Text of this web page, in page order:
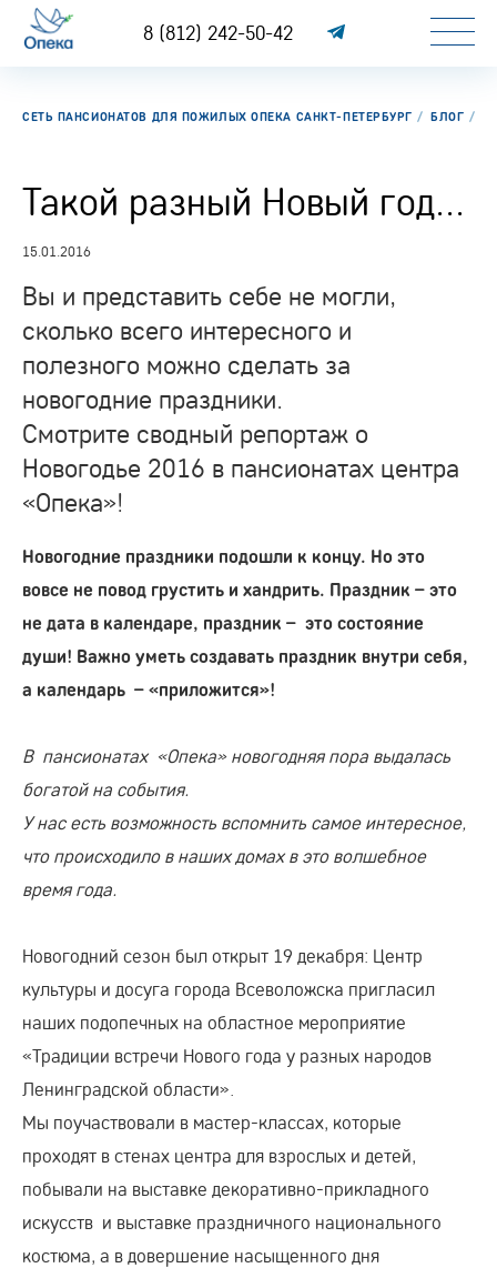
8 (812) 242-50-42
СЕТЬ ПАНСИОНАТОВ ДЛЯ ПОЖИЛЫХ ОПЕКА САНКТ-ПЕТЕРБУРГ БЛОГ
Такой разный Новый год...
15.01.2016
Вы и представить себе не могли,
сколько всего интересного и
полезного можно сделать за
новогодние праздники.
Смотрите сводный репортаж о
Новогодье 2016 в пансионатах центра
«Опека»!
Новогодние праздники подошли к концу. Но это
вовсе не повод грустить и хандрить. Праздник – это
не дата в календаре, праздник – это состояние
души! Важно уметь создавать праздник внутри себя,
а календарь – «приложится»!
В пансионатах «Опека» новогодняя пора выдалась
богатой на события.
У нас есть возможность вспомнить самое интересное,
что происходило в наших домах в это волшебное
время года.
Новогодний сезон был открыт 19 декабря: Центр
культуры и досуга города Всеволожска пригласил
наших подопечных на областное мероприятие
«Традиции встречи Нового года у разных народов
Ленинградской области».
Мы поучаствовали в мастер-классах, которые
проходят в стенах центра для взрослых и детей,
побывали на выставке декоративно-прикладного
искусств и выставке праздничного национального
костюма, а в довершение насыщенного дня